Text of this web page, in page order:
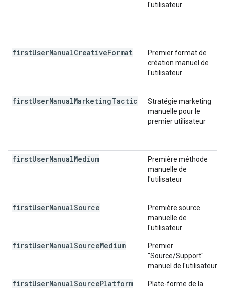
l'utilisateur
firstUserManualCreativeFormat
Premier format de
création manuel de
l'utilisateur
firstUserManualMarketingTactic
Stratégie marketing
manuelle pour le
premier utilisateur
firstUserManualMedium
Première méthode
manuelle de
l'utilisateur
firstUserManualSource
Première source
manuelle de
l'utilisateur
firstUserManualSourceMedium
Premier
"Source/Support"
manuel de l'utilisateur
firstUserManualSourcePlatform
Plate-forme de la